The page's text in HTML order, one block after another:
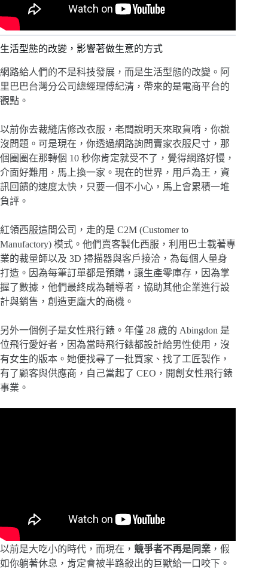
生活型態的改變，影響著做生意的方式
網路給人們的不是科技發展，而是生活型態的改變。阿
里巴巴台灣分公司總經理傅紀清，帶來的是電商平台的
觀點。
以前你去裁縫店修改衣服，老闆說明天來取貨唷，你說
沒問題。可是現在，你透過網路詢問賣家衣服尺寸，那
個圈圈在那轉個 10 秒你肯定就受不了，覺得網路好慢，
介面好難用，馬上換一家。現在的世界，用戶為王，資
訊回饋的速度太快，只要一個不小心，馬上會累積一堆
負評。
紅領西服這間公司，走的是 C2M (Customer to
Manufactory) 模式。他們賣客製化西服，利用巴士載著專
業的裁量師以及 3D 掃描器與客戶接洽，為每個人量身
打造。因為每筆訂單都是預購，讓生產零庫存，因為掌
握了數據，他們最終成為輔導者，協助其他企業進行設
計與銷售，創造更龐大的商機。
另外一個例子是女性飛行錶。年僅 28 歲的 Abingdon 是
位飛行愛好者，因為當時飛行錶都設計給男性使用，沒
有女生的版本。她便找尋了一批買家、找了工匠製作，
有了顧客與供應商，自己當起了 CEO，開創女性飛行錶
事業。
以前是大吃小的時代，而現在， 競爭者不再是同業 ，假
如你躺著休息，肯定會被半路殺出的巨獸給一口咬下。